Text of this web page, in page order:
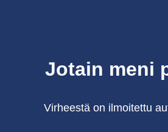
Jotain meni
Virheestä on ilmoitettu